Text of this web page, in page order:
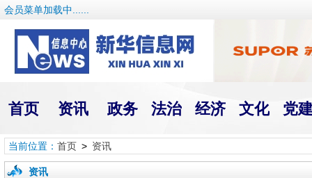
会员菜单加载中......
首页 资讯 政务 法治 经济 文化 党
当前位置： 首页> 资讯
资讯